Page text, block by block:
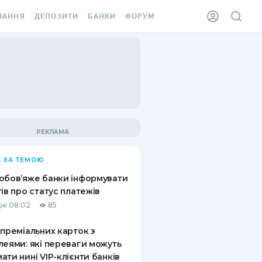
ВІНЬЄТКА
ВІД
ВИПАДКІВ
ДЕПОЗИТИ
ПИТАННЯ ТА ВІДПОВІДІ
ДЕПОЗИТНИЙ КАЛЬКУЛЯТОР
ПУТІВНИКИ ПО
БАНКИ ФОРУМ
ЗА ТЕМОЮ
банки інформувати
про статус платежів
08:02 85
карток з
які переваги можуть
нині VIP-клієнти банків